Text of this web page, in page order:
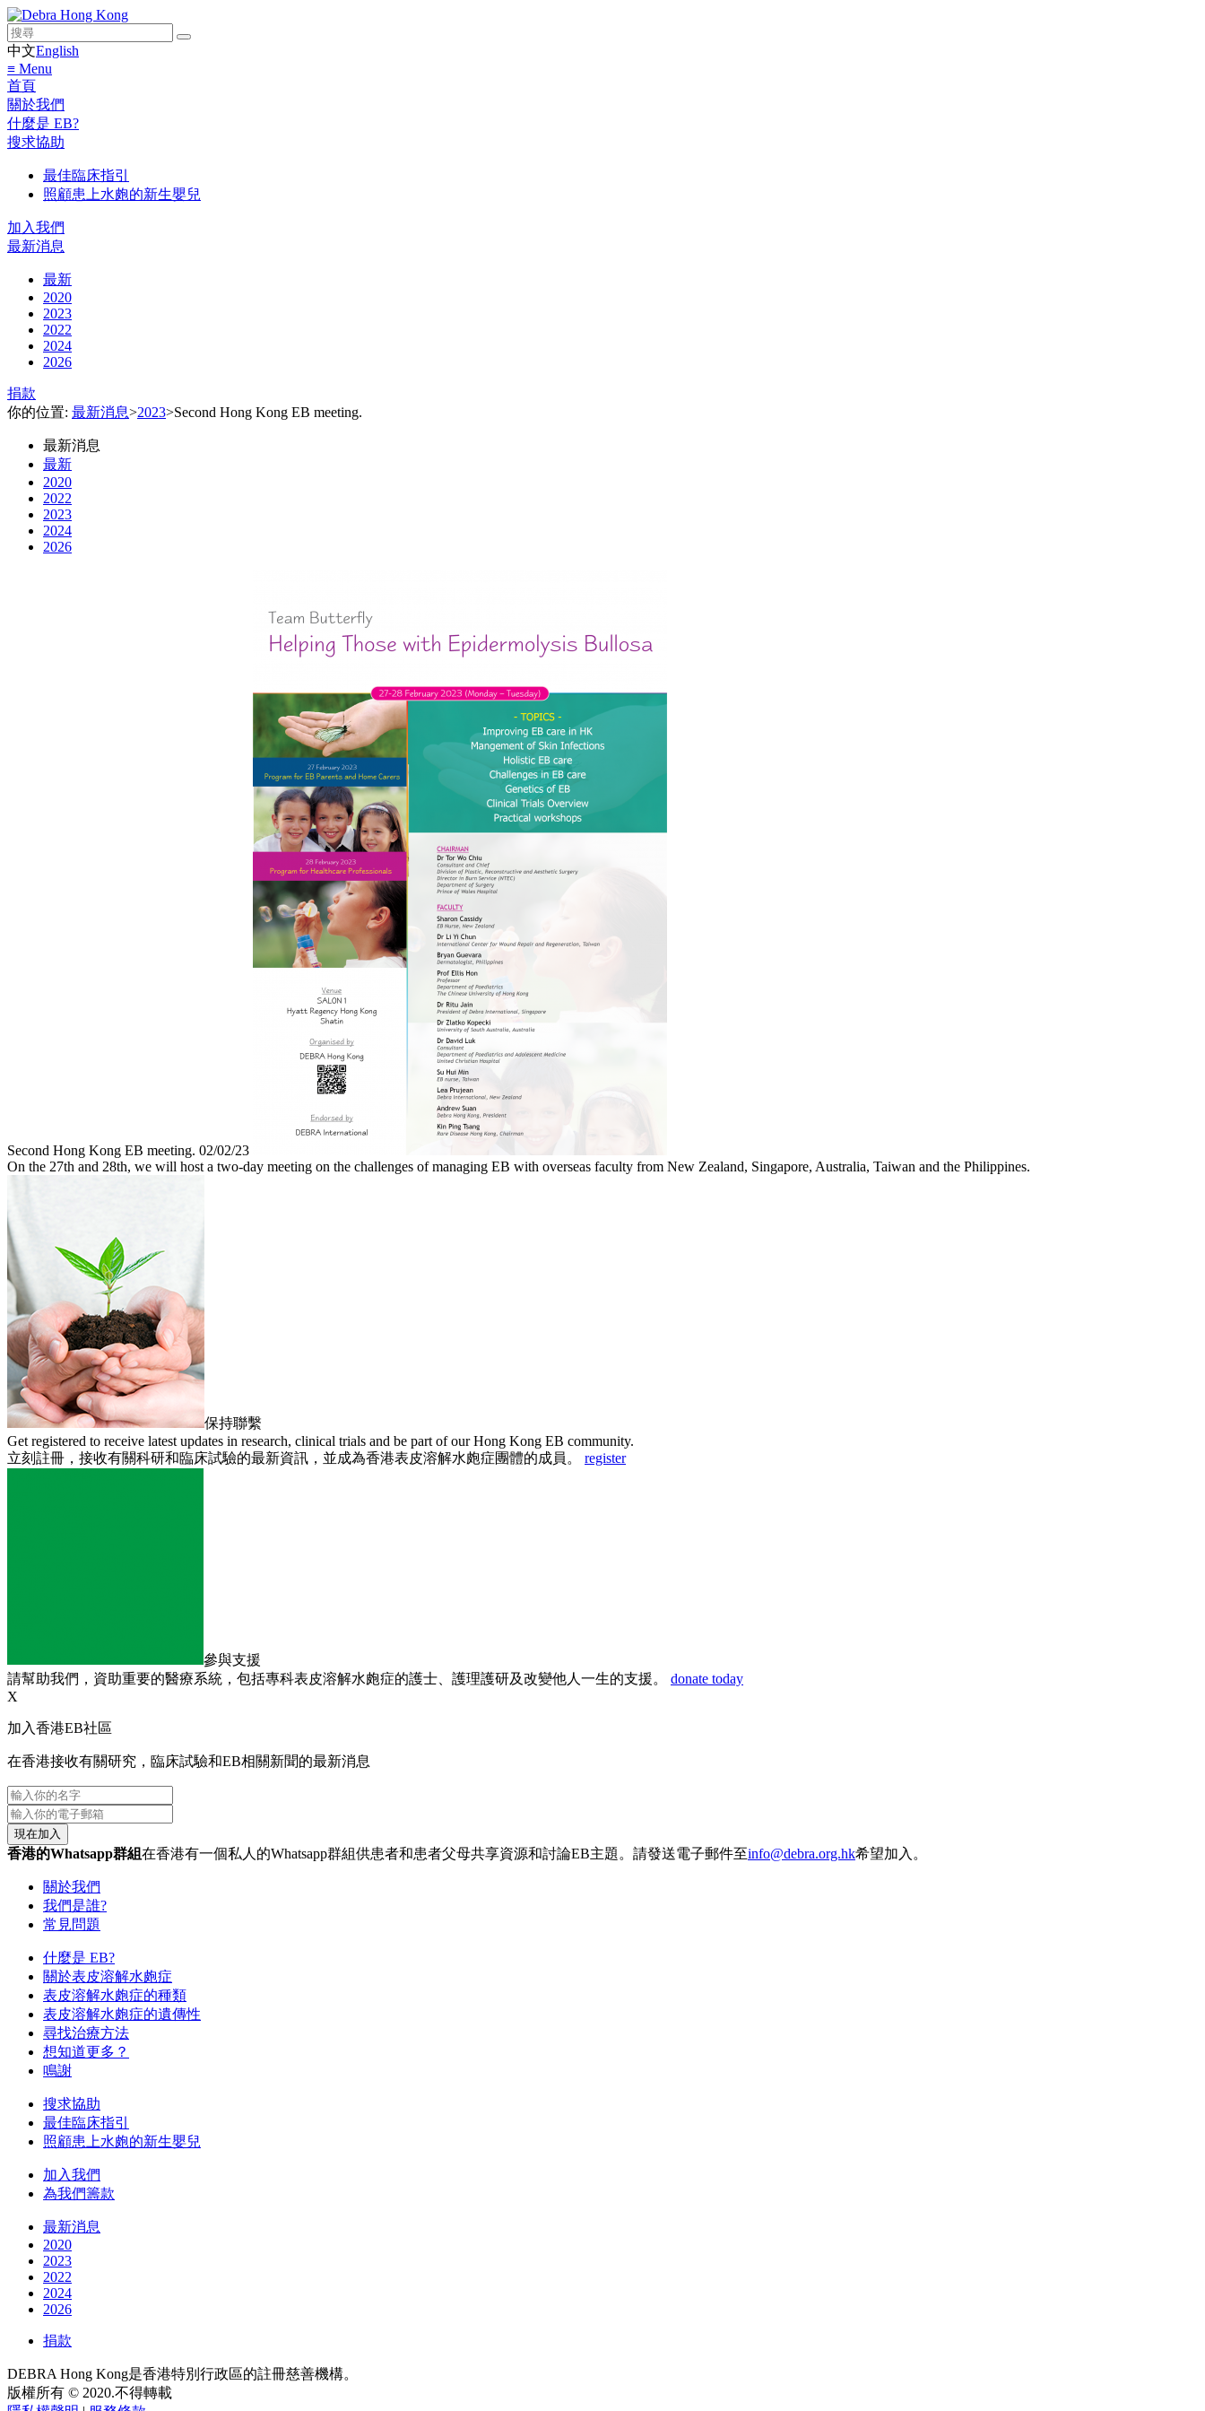
中文English
≡ Menu
首頁
關於我們
什麼是 EB?
搜求協助
最佳臨床指引
照顧患上水皰的新生嬰兒
加入我們
最新消息
最新
2020
2023
2022
2024
2026
捐款
你的位置: 最新消息>2023>Second Hong Kong EB meeting.
最新消息
最新
2020
2022
2023
2024
2026
Second Hong Kong EB meeting. 02/02/23
On the 27th and 28th, we will host a two-day meeting on the challenges of managing EB with overseas faculty from New Zealand, Singapore, Australia, Taiwan and the Philippines.
保持聯繫
Get registered to receive latest updates in research, clinical trials and be part of our Hong Kong EB community.
立刻註冊，接收有關科研和臨床試驗的最新資訊，並成為香港表皮溶解水皰症團體的成員。
register
參與支援
請幫助我們，資助重要的醫療系統，包括專科表皮溶解水皰症的護士、護理護研及改變他人一生的支援。
donate today
X
加入香港EB社區
在香港接收有關研究，臨床試驗和EB相關新聞的最新消息
現在加入
香港的Whatsapp群組在香港有一個私人的Whatsapp群組供患者和患者父母共享資源和討論EB主題。請發送電子郵件至info@debra.org.hk希望加入。
關於我們
我們是誰?
常見問題
什麼是 EB?
關於表皮溶解水皰症
表皮溶解水皰症的種類
表皮溶解水皰症的遺傳性
尋找治療方法
想知道更多？
鳴謝
搜求協助
最佳臨床指引
照顧患上水皰的新生嬰兒
加入我們
為我們籌款
最新消息
2020
2023
2022
2024
2026
捐款
DEBRA Hong Kong是香港特別行政區的註冊慈善機構。
版權所有 © 2020.不得轉載